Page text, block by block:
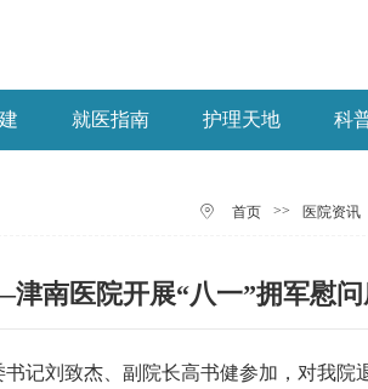
就医指南 护理天地 科
首页 >> 医院资讯
南医院开展“八一”拥军慰问
记刘致杰、副院长高书健参加，对我院